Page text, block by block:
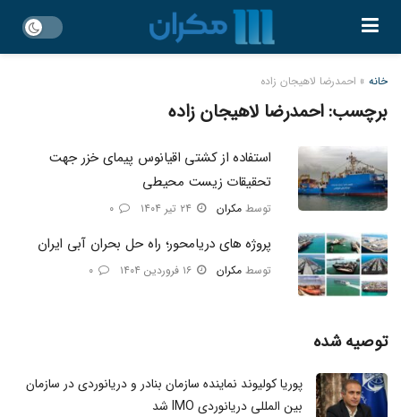
خانه » احمدرضا لاهیجان زاده
برچسب:احمدرضا لاهیجان زاده
استفاده از کشتی اقیانوس پیمای خزر جهت
تحقیقات زیست محیطی
توسط مکران
پروژه های دریامحور؛ راه حل بحران آبی ایران
توسط مکران
توصیه شده
پوریا کولیوند نماینده سازمان بنادر و دریانوردی در سازمان
بین المللی دریانوردی IMO شد